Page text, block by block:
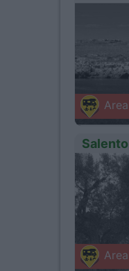
Salento